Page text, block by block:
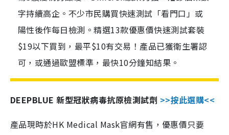
字持續高企。不少市民購買快速測試「看門口」或
陽性後作每日檢測。精選13款優惠價快速測試套裝
$19以下買到，最平$10有交易！產品已獲衛生署認
可，或通過歐盟標準，最快10分鐘知結果。
DEEPBLUE 新型冠狀病毒抗原檢測試劑 >>按此選購<<
產品現時於HK Medical Mask官網有售，優惠價只要